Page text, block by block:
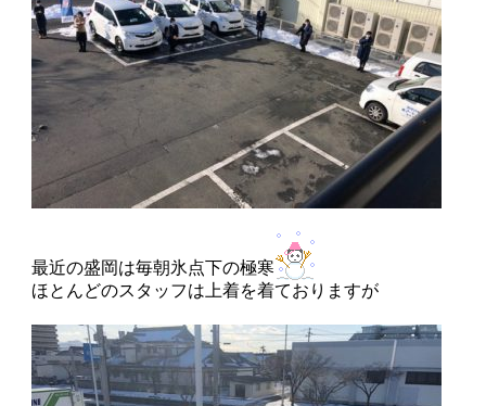
最近の盛岡は毎朝氷点下の極寒
ほとんどのスタッフは上着を着ておりますが